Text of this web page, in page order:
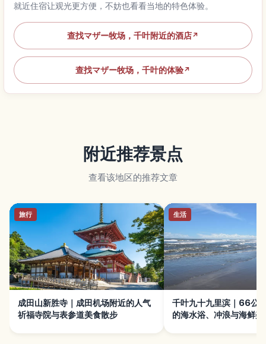
就近住宿让观光更方便，不妨也看看当地的特色体验。
查找マザー牧场，千叶附近的酒店↗
查找マザー牧场，千叶的体验↗
附近推荐景点
查看该地区的推荐文章
旅行
成田山新胜寺｜成田机场附近的人气
祈福寺院与表参道美食散步
生活
千叶九十九里滨｜66公
的海水浴、冲浪与海鲜美